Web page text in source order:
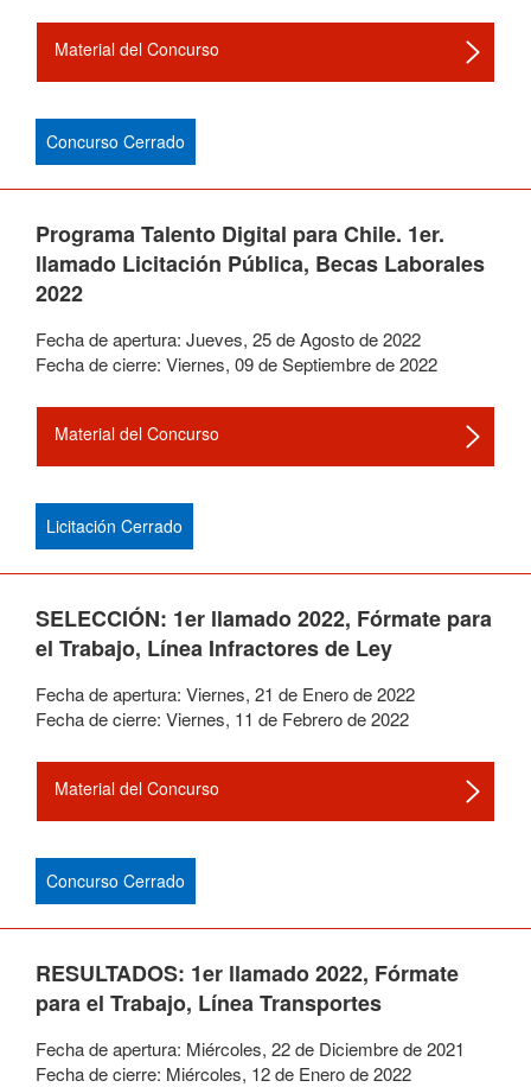
Material del Concurso
Concurso Cerrado
Programa Talento Digital para Chile. 1er.
llamado Licitación Pública, Becas Laborales
2022
Fecha de apertura: Jueves, 25deAgostode2022
Fecha de cierre: Viernes, 09deSeptiembrede2022
Material del Concurso
Licitación Cerrado
SELECCIÓN: 1er llamado 2022, Fórmate para
el Trabajo, Línea Infractores de Ley
Fecha de apertura: Viernes, 21 de Enerode2022
Fecha de cierre: Viernes, 11 de Febrerode2022
Material del Concurso
Concurso Cerrado
RESULTADOS: 1er llamado 2022, Fórmate
para el Trabajo, Línea Transportes
Fecha de apertura: Miércoles, 22de Diciembrede2021
Fecha de cierre: Miércoles, 12de Enerode2022